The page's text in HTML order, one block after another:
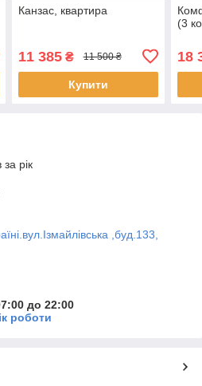
Канзас, квартира
11 385₴ 11 500 ₴
Купити
(3
18
за рік
,буд.133,
до 22:00
роботи